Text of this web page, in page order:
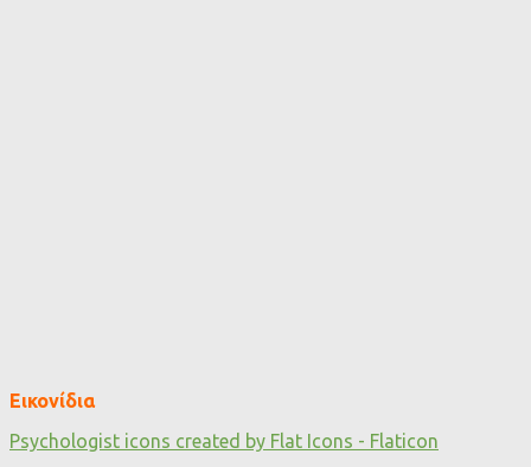
Εικονίδια
Psychologist icons created by Flat Icons - Flaticon